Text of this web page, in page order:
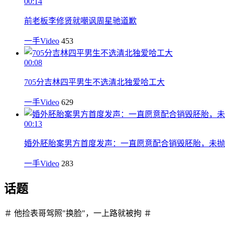
前老板李修贤就嘲讽周星驰道歉
一手Video 453
00:08
705分吉林四平男生不选清北独爱哈工大
一手Video 629
00:13
婚外胚胎案男方首度发声：一直愿意配合销毁胚胎，未
一手Video 283
话题
＃ 他捡表哥驾照"换脸"，一上路就被拘 ＃